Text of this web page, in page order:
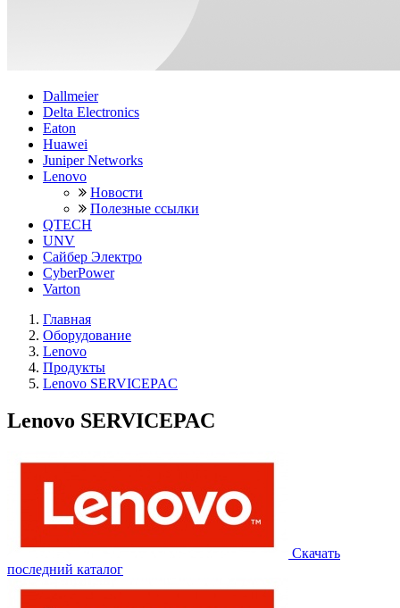
Dallmeier
Delta Electronics
Eaton
Huawei
Juniper Networks
Lenovo
Новости
Полезные ссылки
QTECH
UNV
Сайбер Электро
CyberPower
Varton
Главная
Оборудование
Lenovo
Продукты
Lenovo SERVICEPAC
Lenovo SERVICEPAC
Скачать
последний каталог